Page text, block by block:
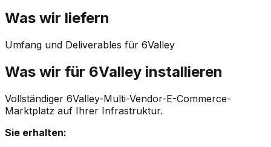
Was wir liefern
Umfang und Deliverables für 6Valley
Was wir für 6Valley installieren
Vollständiger 6Valley-Multi-Vendor-E-Commerce-
Marktplatz auf Ihrer Infrastruktur.
Sie erhalten: